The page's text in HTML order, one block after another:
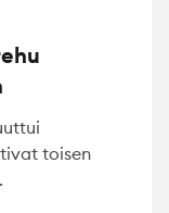
toisen